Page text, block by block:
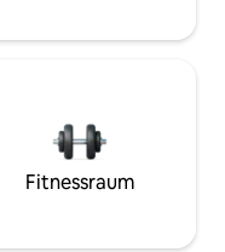
Fitnessraum